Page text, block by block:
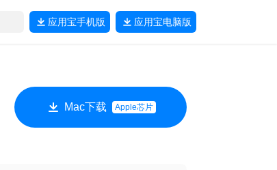
应用宝手机版 应用宝电脑版
Mac下载 Apple芯片